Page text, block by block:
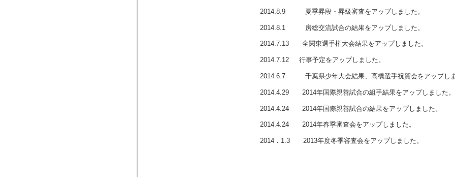
2014.8.9 夏季昇段・昇級審査をアップしました。
2014.8.1 房総交流試合の結果をアップしました。
2014.7.13 全関東選手権大会結果をアップしました。
2014.7.12 行事予定をアップしました。
2014.6.7 千葉県少年大会結果、高橋選手祝賀会をアップし
2014.4.29 2014年国際親善試合の組手結果をアップしました。
2014.4.24 2014年国際親善試合の結果をアップしました。
2014.4.24 2014年春季審査会をアップしました。
2014．1.3 2013年度冬季審査会をアップしました。